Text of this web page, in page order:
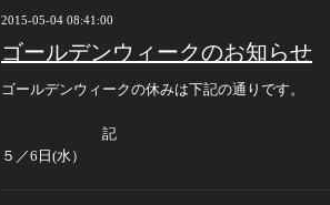
2015-05-04 08:41:00
ゴールデンウィークのお知らせ
ゴールデンウィークの休みは下記の通りです。
記
５／6日(水）